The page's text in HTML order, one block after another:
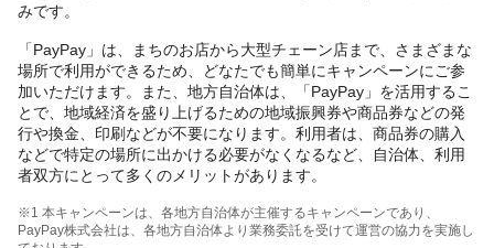
みです。
「PayPay」は、まちのお店から大型チェーン店まで、さまざまな
場所で利用ができるため、どなたでも簡単にキャンペーンにご参
加いただけます。また、地方自治体は、「PayPay」を活用するこ
とで、地域経済を盛り上げるための地域振興券や商品券などの発
行や換金、印刷などが不要になります。利用者は、商品券の購入
などで特定の場所に出かける必要がなくなるなど、自治体、利用
者双方にとって多くのメリットがあります。
※1 本キャンペーンは、各地方自治体が主催するキャンペーンであり、
PayPay株式会社は、各地方自治体より業務委託を受けて運営の協力を実施し